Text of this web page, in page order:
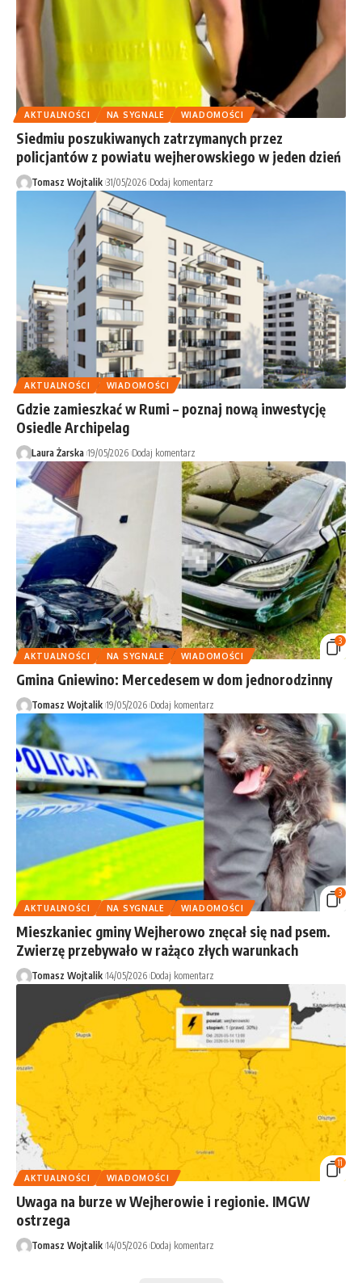
AKTUALNOŚCI NA SYGNALE WIADOMOŚCI
Siedmiu poszukiwanych zatrzymanych przez
policjantów z powiatu wejherowskiego w jeden dzień
Tomasz Wojtalik 31/05/2026 Dodaj komentarz
AKTUALNOŚCI WIADOMOŚCI
Gdzie zamieszkać w Rumi – poznaj nową inwestycję
Osiedle Archipelag
Laura Żarska 19/05/2026 Dodaj komentarz
3
AKTUALNOŚCI
NA SYGNALE WIADOMOŚCI
Gmina Gniewino: Mercedesem w dom jednorodzinny
Tomasz Wojtalik 19/05/2026 Dodaj komentarz
3
AKTUALNOŚCI
NA SYGNALE WIADOMOŚCI
Mieszkaniec gminy Wejherowo znęcał się nad psem.
Zwierzę przebywało w rażąco złych warunkach
Tomasz Wojtalik 14/05/2026 Dodaj komentarz
11
AKTUALNOŚCI
WIADOMOŚCI
Uwaga na burze w Wejherowie i regionie. IMGW
ostrzega
Tomasz Wojtalik 14/05/2026 Dodaj komentarz